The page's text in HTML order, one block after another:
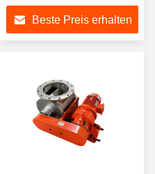
Pneumatik
Beste Preis erhalten